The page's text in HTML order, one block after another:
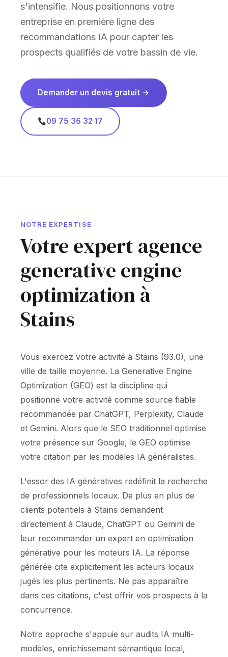
s'intensifie. Nous positionnons votre
entreprise en première ligne des
recommandations IA pour capter les
prospects qualifiés de votre bassin de vie.
Demander un devis gratuit →
09 75 36 32 17
NOTRE EXPERTISE
Votre expert agence
generative engine
optimization à
Stains
Vous exercez votre activité à Stains (93.0), une
ville de taille moyenne. La Generative Engine
Optimization (GEO) est la discipline qui
positionne votre activité comme source fiable
recommandée par ChatGPT, Perplexity, Claude
et Gemini. Alors que le SEO traditionnel optimise
votre présence sur Google, le GEO optimise
votre citation par les modèles IA généralistes.
L'essor des IA génératives redéfinit la recherche
de professionnels locaux. De plus en plus de
clients potentiels à Stains demandent
directement à Claude, ChatGPT ou Gemini de
leur recommander un expert en optimisation
générative pour les moteurs IA. La réponse
générée cite explicitement les acteurs locaux
jugés les plus pertinents. Ne pas apparaître
dans ces citations, c'est offrir vos prospects à la
concurrence.
Notre approche s'appuie sur audits IA multi-
modèles, enrichissement sémantique local,